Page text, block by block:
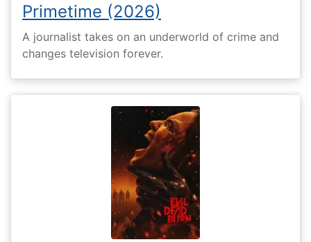
Primetime (2026)
A journalist takes on an underworld of crime and
changes television forever.